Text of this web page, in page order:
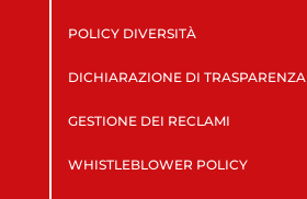
POLICY DIVERSITÀ
DICHIARAZIONE DI TRASPARENZA
GESTIONE DEI RECLAMI
WHISTLEBLOWER POLICY